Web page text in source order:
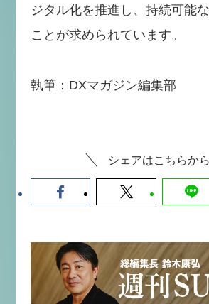
ジタル化を推進し、持続可能
ことが求められています。
執筆：DXマガジン編集部
シェアはこちらから